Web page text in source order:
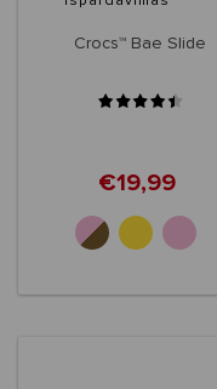
Crocs™ Bae Slide
€19,99